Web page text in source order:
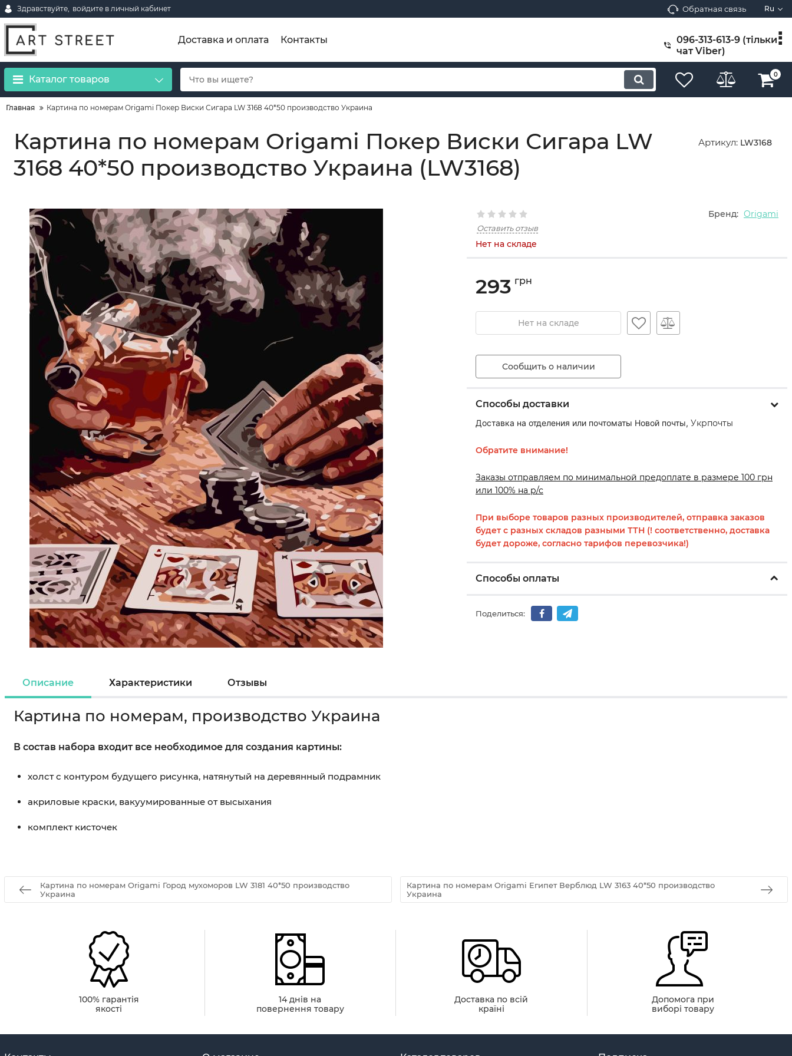
Здравствуйте, войдите в личный кабинет Обратная связь Ru
Доставка и оплата Контакты
096-313-613-9 (тільки
чат Viber)
Каталог товаров 0
Главная Картина по номерам Origamі Покер Виски Сигара LW 3168 40*50 производство Украина
Картина по номерам Origamі Покер Виски Сигара LW
3168 40*50 производство Украина (LW3168)
Артикул: LW3168
Бренд: Origami
Оставить отзыв
Нет на складе
293 грн
Нет на складе
Сообщить о наличии
Способы доставки
Доставка на отделения или почтоматы Новой почты, Укрпочты
Обратите внимание!
Заказы отправляем по минимальной предоплате в размере 100 грн
или 100% на р/с
При выборе товаров разных производителей, отправка заказов
будет с разных складов разными ТТН (! соответственно, доставка
будет дороже, согласно тарифов перевозчика!)
Способы оплаты
Поделиться:
Описание Характеристики Отзывы
Картина по номерам, производство Украина
В состав набора входит все необходимое для создания картины:
холст с контуром будущего рисунка, натянутый на деревянный подрамник
акриловые краски, вакуумированные от высыхания
комплект кисточек
Картина по номерам Origamі Город мухоморов LW 3181 40*50 производство
Украина
Картина по номерам Origamі Египет Верблюд LW 3163 40*50 производство
Украина
100% гарантія
якості
14 днів на
повернення товару
Доставка по всій
країні
Допомога при
виборі товару